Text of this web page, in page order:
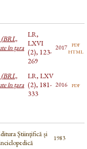
(BRL,
în țara
LR,
LXVI
(2), 123-
269
2017 pdf
html
(BRL,
în țara
LR, LXV
(2), 181-
333
2016 pdf
Științifică și
1983